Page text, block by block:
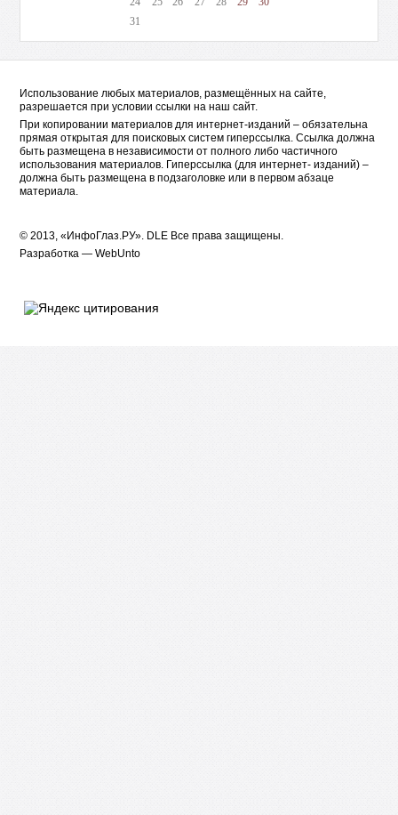
31
Использование любых материалов, размещённых на сайте,
разрешается при условии ссылки на наш сайт.
При копировании материалов для интернет-изданий – обязательна
прямая открытая для поисковых систем гиперссылка. Ссылка должна
быть размещена в независимости от полного либо частичного
использования материалов. Гиперссылка (для интернет- изданий) –
должна быть размещена в подзаголовке или в первом абзаце
материала.
© 2013, «ИнфоГлаз.РУ». DLE Все права защищены.
Разработка —WebUnto